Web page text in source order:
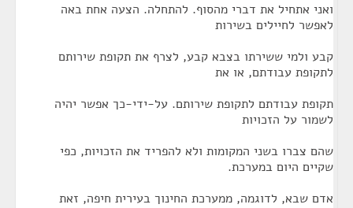
ואני אתחיל את דברי מהסוף. להתחלה. הצעה אחת באה
לאפשר לחיילים בשירות
קבע ולמי ששירתו בצבא קבע, לצרף את תקופת שירותם
לתקופת עבודתם, או את
תקופת עבודתם לתקופת שירותם. על-ידי-כך אפשר יהיה
לשמור על הזכויות
שהם צברו בשני המקומות ולא להפריד את הזכויות, כפי
שקיים היום במערכת.
אדם שבא, לדוגמה, ממערכת החינוך בעירית חיפה, זאת